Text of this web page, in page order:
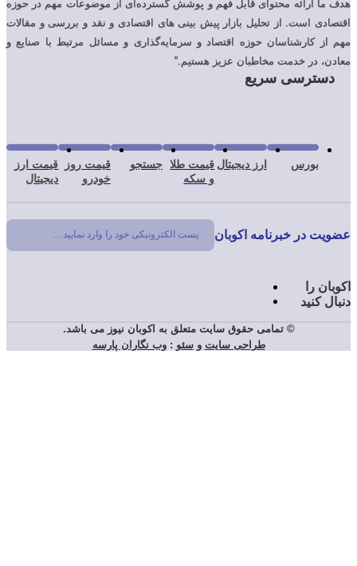
ارائه محتوای قابل فهم و پوشش گسترده‌ای از موضوعات مهم در حوزه
است. از تحلیل بازار پیش بینی های اقتصادی و نقد و بررسی و مقالات
کارشناسان حوزه اقتصاد و سرمایه‌گذاری و مسائل مرتبط با صنایع و
در خدمت مخاطبان عزیز هستیم.”
سریع
ارز دیجیتال
قیمت طلا جستجو
قیمت روز قیمت ارز
دیجیتال
در خبرنامه اکوبان
© تمامی حقوق سایت متعلق به اکوبان نیوز می باشد.
طراحی سایت وسئو:وب نگاران پارسه